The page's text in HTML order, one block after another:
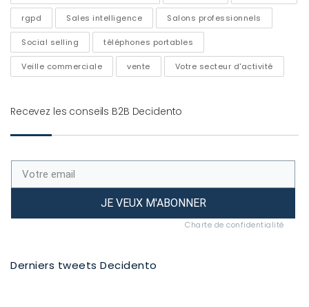
rgpd Sales intelligence Salons professionnels
Social selling téléphones portables
Veille commerciale vente Votre secteur d'activité
Recevez les conseils B2B Decidento
JE VEUX M'ABONNER
Charte de confidentialité
Derniers tweets Decidento